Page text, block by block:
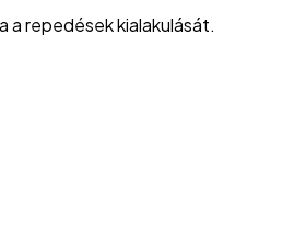
repedések kialakulását.